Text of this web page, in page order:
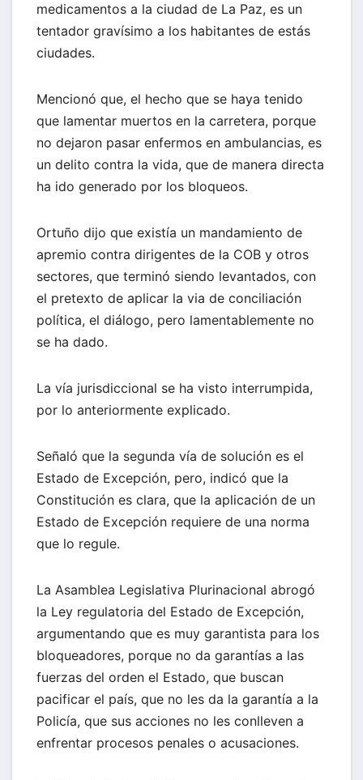
medicamentos a la ciudad de La Paz, es un
tentador gravísimo a los habitantes de estás
ciudades.
Mencionó que, el hecho que se haya tenido
que lamentar muertos en la carretera, porque
no dejaron pasar enfermos en ambulancias, es
un delito contra la vida, que de manera directa
ha ido generado por los bloqueos.
Ortuño dijo que existía un mandamiento de
apremio contra dirigentes de la COB y otros
sectores, que terminó siendo levantados, con
el pretexto de aplicar la via de conciliación
política, el diálogo, pero lamentablemente no
se ha dado.
La vía jurisdiccional se ha visto interrumpida,
por lo anteriormente explicado.
Señaló que la segunda vía de solución es el
Estado de Excepción, pero, indicó que la
Constitución es clara, que la aplicación de un
Estado de Excepción requiere de una norma
que lo regule.
La Asamblea Legislativa Plurinacional abrogó
la Ley regulatoria del Estado de Excepción,
argumentando que es muy garantista para los
bloqueadores, porque no da garantías a las
fuerzas del orden el Estado, que buscan
pacificar el país, que no les da la garantía a la
Policía, que sus acciones no les conlleven a
enfrentar procesos penales o acusaciones.